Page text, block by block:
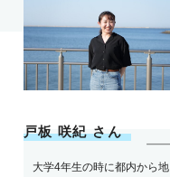
戸板 咲紀 さん
大学4年生の時に都内から地